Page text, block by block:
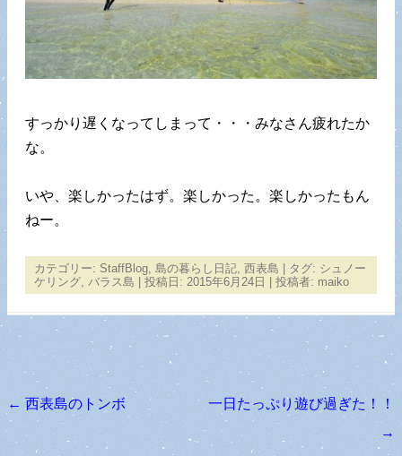
すっかり遅くなってしまって・・・みなさん疲れたか
な。
いや、楽しかったはず。楽しかった。楽しかったもん
ねー。
カテゴリー: StaffBlog, 島の暮らし日記, 西表島 | タグ: シュノー
ケリング, バラス島 | 投稿日: 2015年6月24日 投稿者: maiko
投稿ナビゲーション
← 西表島のトンボ
一日たっぷり遊び過ぎた！！
→